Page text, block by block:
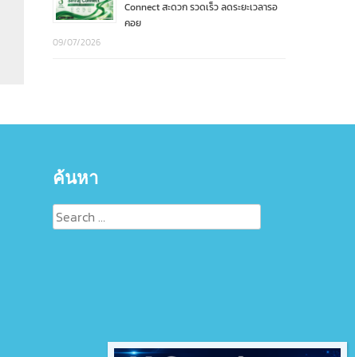
Connect สะดวก รวดเร็ว ลดระยะเวลารอ
คอย
09/07/2026
ค้นหา
Search
for: